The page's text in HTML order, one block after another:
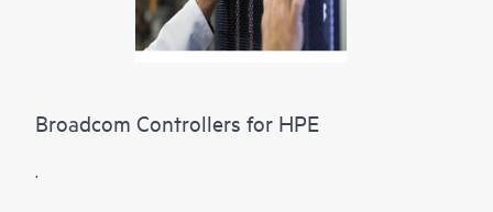
Broadcom Controllers for HPE
.